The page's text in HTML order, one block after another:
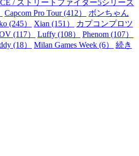
/ ストリートファイター5シリーズ
Capcom Pro Tour (412）
ボンちゃん
(245） Xian (151）
カプコンプロツ
(117） Luffy (108）
Phenom (107）
(18） Milan Games Week (6）
続き